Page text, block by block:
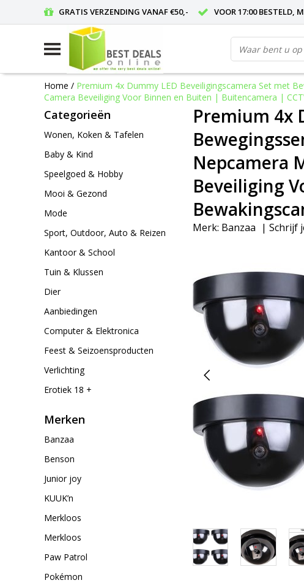
GRATIS VERZENDING VANAF €50,- VOOR 17:00 BESTELD,
Home / Premium 4x Dummy LED Beveiligingscamera Set met
Camera Beveiliging Voor Binnen en Buiten | Buitencamera |
Categorieën
Wonen, Koken & Tafelen
Baby & Kind
Speelgoed & Hobby
Mooi & Gezond
Mode
Sport, Outdoor, Auto & Reizen
Kantoor & School
Tuin & Klussen
Dier
Aanbiedingen
Computer & Elektronica
Feest & Seizoensproducten
Verlichting
Erotiek 18 +
Merken
Banzaa
Benson
Junior joy
KUUK’n
Merkloos
Merkloos
Paw Patrol
Pokémon
Premium 4x
Nepcamera
Beveiliging
Merk: Banzaa | Schrijf